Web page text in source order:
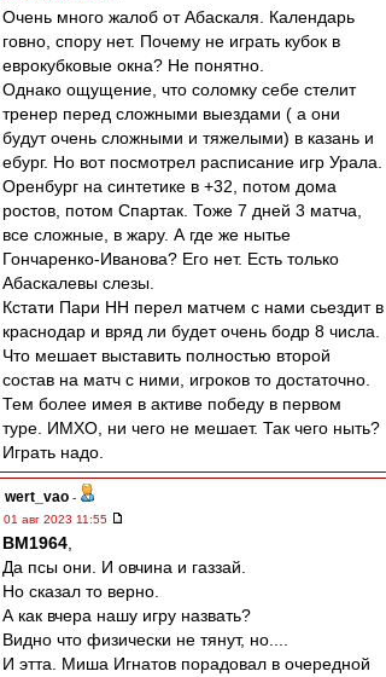
Очень много жалоб от Абаскаля. Календарь
говно, спору нет. Почему не играть кубок в
еврокубковые окна? Не понятно.
Однако ощущение, что соломку себе стелит
тренер перед сложными выездами ( а они
будут очень сложными и тяжелыми) в казань и
ебург. Но вот посмотрел расписание игр Урала.
Оренбург на синтетике в +32, потом дома
ростов, потом Спартак. Тоже 7 дней 3 матча,
все сложные, в жару. А где же нытье
Гончаренко-Иванова? Его нет. Есть только
Абаскалевы слезы.
Кстати Пари НН перел матчем с нами сьездит в
краснодар и вряд ли будет очень бодр 8 числа.
Что мешает выставить полностью второй
состав на матч с ними, игроков то достаточно.
Тем более имея в активе победу в первом
туре. ИМХО, ни чего не мешает. Так чего ныть?
Играть надо.
wert_vao -
01 авг 2023 11:55
BM1964
Да псы они. И овчина и газзай.
Но сказал то верно.
А как вчера нашу игру назвать?
Видно что физически не тянут, но....
И этта. Миша Игнатов порадовал в очередной